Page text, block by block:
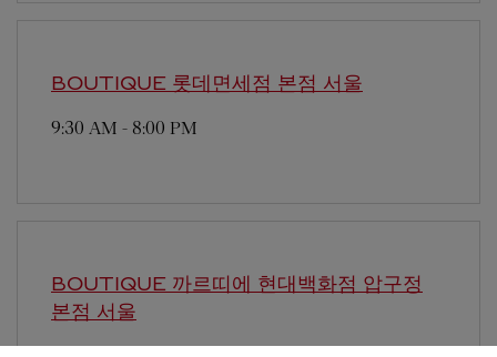
BOUTIQUE 롯데면세점 본점 서울
9:30 AM - 8:00 PM
BOUTIQUE 까르띠에 현대백화점 압구정
본점 서울